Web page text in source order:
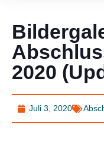
2020
Juli 3, 2020